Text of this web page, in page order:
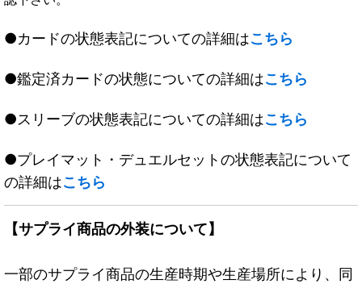
●カードの状態表記についての詳細はこちら
●鑑定済カードの状態についての詳細はこちら
●スリーブの状態表記についての詳細はこちら
●プレイマット・デュエルセットの状態表記について
の詳細はこちら
【サプライ商品の外装について】
一部のサプライ商品の生産時期や生産場所により、同